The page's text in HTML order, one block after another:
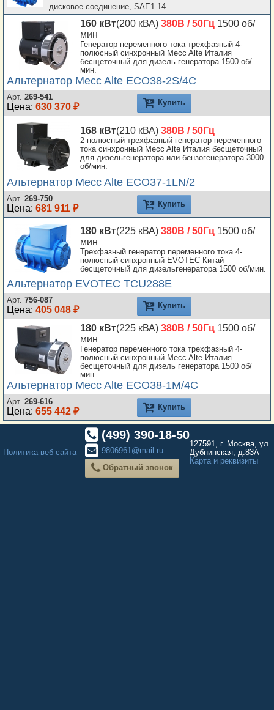
дисковое соединение, SAE1 14
160 кВт(200 кВА) 380В / 50Гц 1500 об/
мин
Генератор переменного тока трехфазный 4-
полюсный синхронный Mecc Alte Италия
бесщеточный для дизель генератора 1500 об/
мин.
Альтернатор Mecc Alte ECO38-2S/4C
Арт. 269-541
Цена: 630 370 ₽ Купить
168 кВт(210 кВА) 380В / 50Гц
2-полюсный трехфазный генератор переменного
тока синхронный Mecc Alte Италия бесщеточный
для дизельгенератора или бензогенератора 3000
об/мин.
Альтернатор Mecc Alte ECO37-1LN/2
Арт. 269-750
Цена: 681 911 ₽ Купить
180 кВт(225 кВА) 380В / 50Гц 1500 об/
мин
Трехфазный генератор переменного тока 4-
полюсный синхронный EVOTEC Китай
бесщеточный для дизельгенератора 1500 об/мин.
Альтернатор EVOTEC TCU288E
Арт. 756-087
Цена: 405 048 ₽ Купить
180 кВт(225 кВА) 380В / 50Гц 1500 об/
мин
Генератор переменного тока трехфазный 4-
полюсный синхронный Mecc Alte Италия
бесщеточный для дизель генератора 1500 об/
мин.
Альтернатор Mecc Alte ECO38-1M/4C
Арт. 269-616
Цена: 655 442 ₽ Купить
Политика веб-сайта
(499) 390-18-50
9806961@mail.ru
Обратный звонок
127591, г. Москва, ул.
Дубнинская, д.83А
Карта и реквизиты